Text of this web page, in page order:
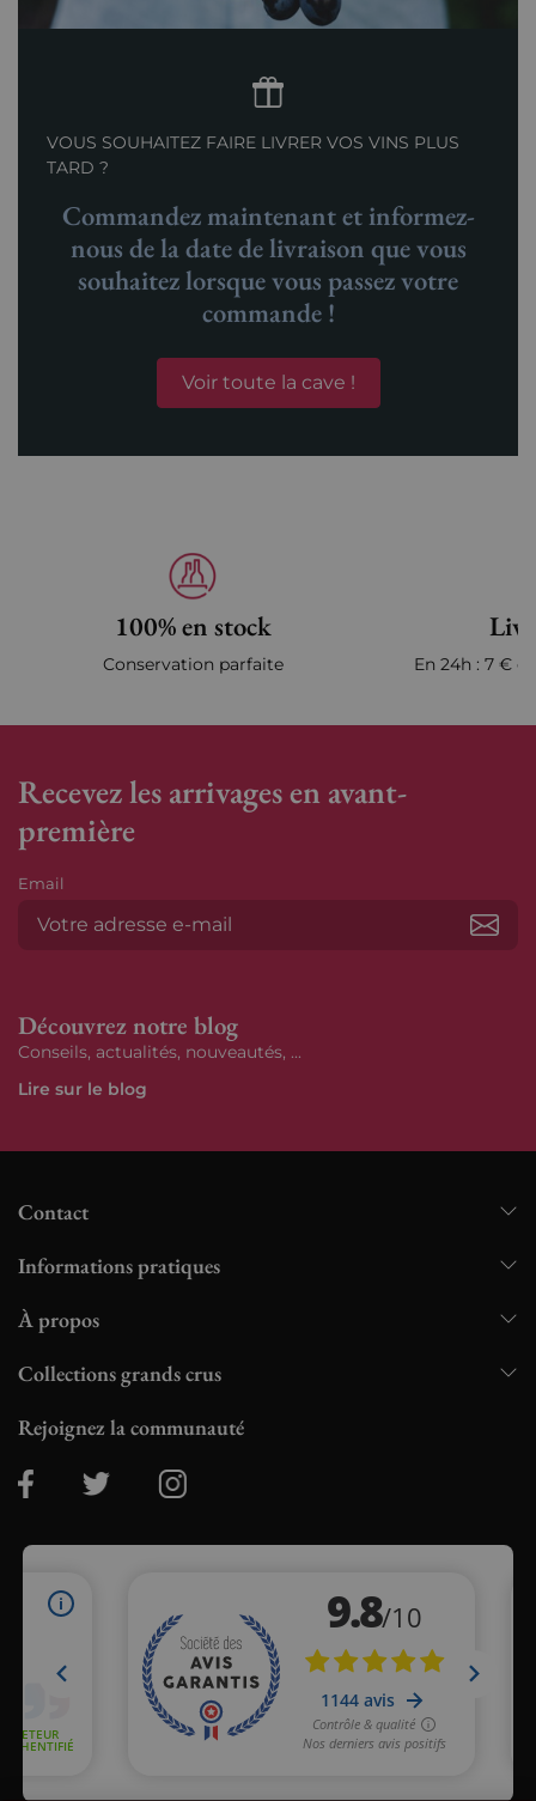
VOUS SOUHAITEZ FAIRE LIVRER VOS VINS PLUS
TARD ?
Commandez maintenant et informez-
nous de la date de livraison que vous
souhaitez lorsque vous passez votre
commande !
Voir toute la cave !
100% en stock
Conservation parfaite En 24h : 7 €
Recevez les arrivages en avant-
première
Email
Découvrez notre blog
Conseils, actualités, nouveautés, ...
Lire sur le blog
Contact
Informations pratiques
À propos
Collections grands crus
Rejoignez la communauté